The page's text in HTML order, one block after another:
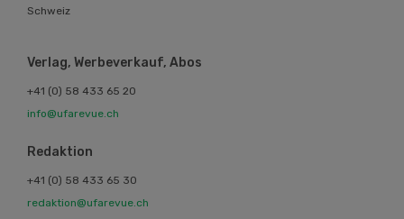
Schweiz
Verlag, Werbeverkauf, Abos
+41 (0) 58 433 65 20
info@ufarevue.ch
Redaktion
+41 (0) 58 433 65 30
redaktion@ufarevue.ch